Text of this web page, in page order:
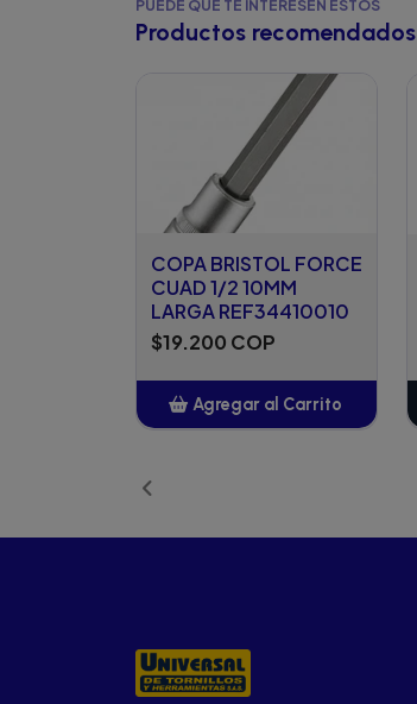
PUEDE QUE TE INTERESEN ESTOS
Productos recomendados
COPA BRISTOL FORCE
CUAD 1/2 10MM
LARGA REF34410010
$19.200 COP
Agregar al Carrito